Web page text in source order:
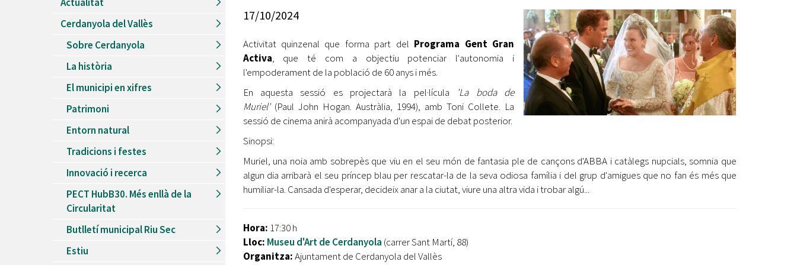
Recursos Humans
Ètica i Integritat
Retiment de Comptes
Accés a Informació Pública
Dades Obertes
Del26/06/2026al30/08/2026
Patis oberts temporada d'estiu
Piscines d'estiu a Cerdanyola
Del01/06/2026al30/09/2026
Refugis climàtics a Cerdanyola
Jocs d'aigua del Parc Cordelles
Del01/07/2024al31/08/2026
Decorem! Conte 'La truita de nabius'
jove 2026
Cerdanyola opta a més de 5 milions d'euros del Pla de
Barris per transformar les Fontetes, Quatre Cantons i
l'entorn de l'avinguda Catalunya
El FIT presenta el cartell de la seva 16a edició i dona el
tret de sortida al festival
Entitats
Equipaments
Mercats Municipals
Cerdanyola del Vallès
Sobre Cerdanyola
La història
El municipi en xifres
Patrimoni
Entorn natural
Tradicions i festes
Innovació i recerca
PECT HubB30. Més enllà de la
Circularitat
Butlletí municipal Riu Sec
Estiu
17/10/2024
Activitat quinzenal que forma part del Programa Gent Gran
Activa, que té com a objectiu potenciar l'autonomia i
l'empoderament de la població de 60 anys i més.
En aquesta sessió es projectarà la pel·lícula
'La boda de
Muriel' (Paul John Hogan. Austràlia, 1994), amb Toni Collete. La
sessió de cinema anirà acompanyada d'un espai de debat posterior.
Sinopsi:
Muriel, una noia amb sobrepès que viu en el seu món de fantasia ple de cançons d'ABBA i catàlegs nupcials, somnia que
algun dia arribarà el seu príncep blau per rescatar-la de la seva odiosa família i del grup d'amigues que no fan és més que
humiliar-la. Cansada d'esperar, decideix anar a la ciutat, viure una altra vida i trobar algú...
Hora: 17:30 h
Lloc: Museu d'Art de Cerdanyola (carrer Sant Martí, 88)
Organitza:Ajuntament de Cerdanyola del Vallès